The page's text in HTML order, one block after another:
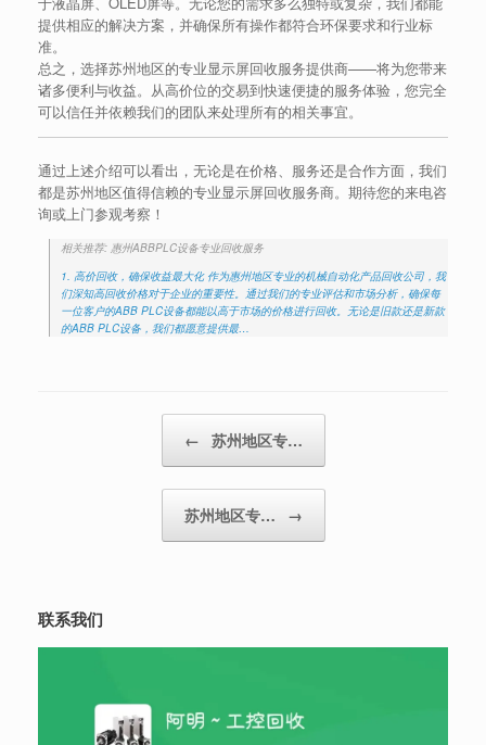
提供相应的解决方案，并确保所有操作都符合环保要求和行业标
准。
总之，选择苏州地区的专业显示屏回收服务提供商——将为您带来
诸多便利与收益。从高价位的交易到快速便捷的服务体验，您完全
可以信任并依赖我们的团队来处理所有的相关事宜。
通过上述介绍可以看出，无论是在价格、服务还是合作方面，我们
都是苏州地区值得信赖的专业显示屏回收服务商。期待您的来电咨
询或上门参观考察！
相关推荐: 惠州ABBPLC设备专业回收服务
1. 高价回收，确保收益最大化 作为惠州地区专业的机械自动化产品回收公司，我
们深知高回收价格对于企业的重要性。通过我们的专业评估和市场分析，确保每
一位客户的ABB PLC设备都能以高于市场的价格进行回收。无论是旧款还是新款
的ABB PLC设备，我们都愿意提供最…
← 苏州地区专…
苏州地区专… →
联系我们